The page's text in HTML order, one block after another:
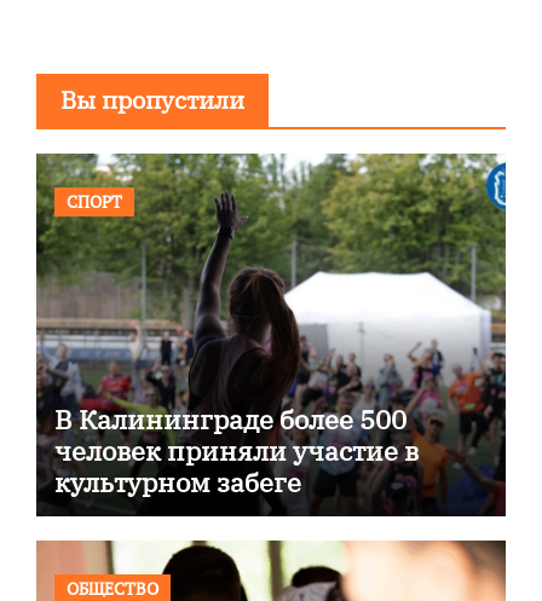
Вы пропустили
СПОРТ
В Калининграде более 500
человек приняли участие в
культурном забеге
ОБЩЕСТВО